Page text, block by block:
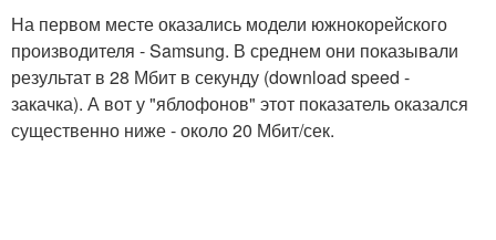
На первом месте оказались модели южнокорейского
производителя - Samsung. В среднем они показывали
результат в 28 Мбит в секунду (download speed -
закачка). А вот у "яблофонов" этот показатель оказался
существенно ниже - около 20 Мбит/сек.